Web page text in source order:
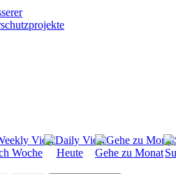
Woche Heute Gehe zu Monat